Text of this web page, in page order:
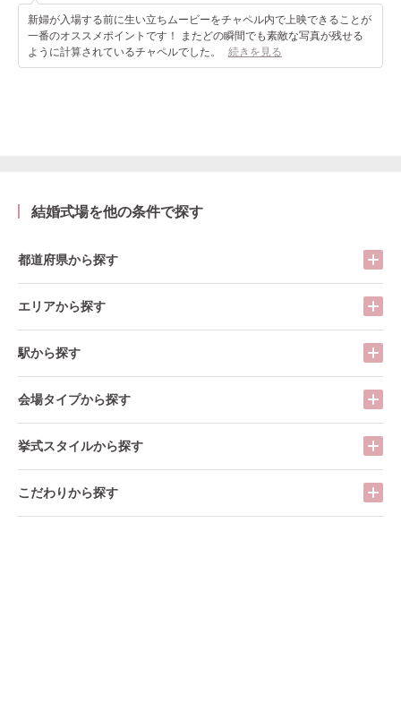
新婦が入場する前に生い立ちムービーをチャペル内で上映できることが
一番のオススメポイントです！ またどの瞬間でも素敵な写真が残せる
ように計算されているチャペルでした。
続きを見る
結婚式場を他の条件で探す
都道府県から探す
エリアから探す
駅から探す
会場タイプから探す
挙式スタイルから探す
こだわりから探す